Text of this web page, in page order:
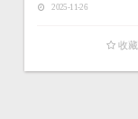
2025-11-26
收藏